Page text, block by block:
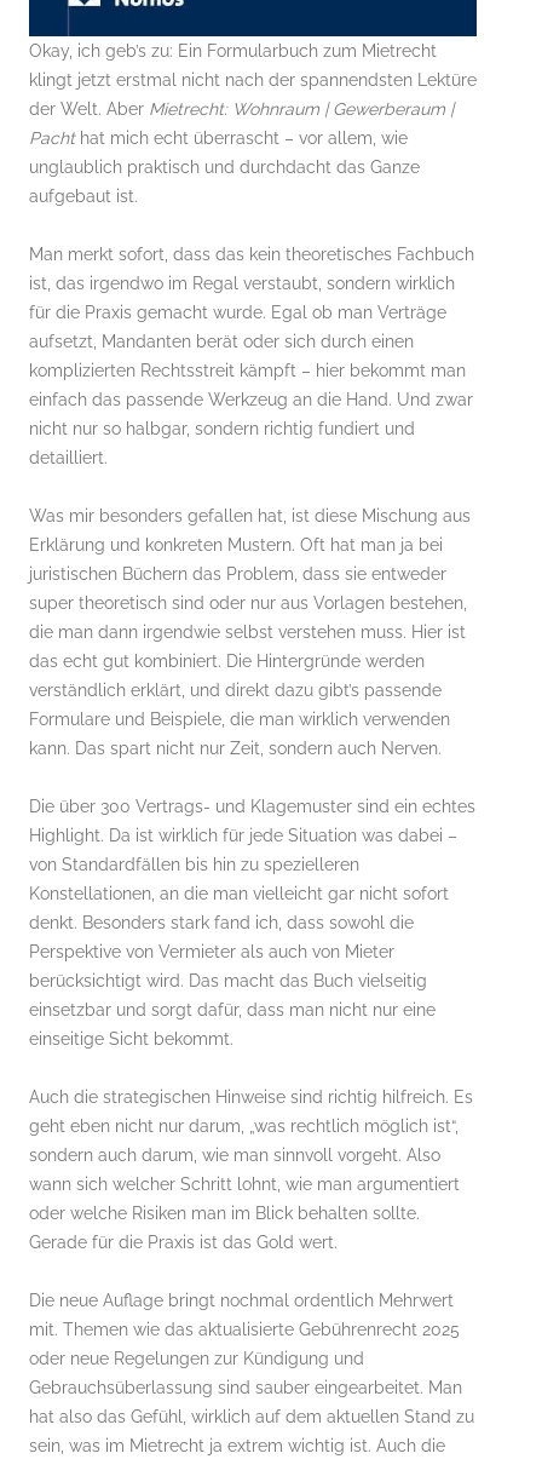
Okay, ich geb’s zu: Ein Formularbuch zum Mietrecht
klingt jetzt erstmal nicht nach der spannendsten Lektüre
der Welt. Aber Mietrecht: Wohnraum | Gewerberaum |
Pachthat mich echt überrascht – vor allem, wie
unglaublich praktisch und durchdacht das Ganze
aufgebaut ist.
Man merkt sofort, dass das kein theoretisches Fachbuch
ist, das irgendwo im Regal verstaubt, sondern wirklich
für die Praxis gemacht wurde. Egal ob man Verträge
aufsetzt, Mandanten berät oder sich durch einen
komplizierten Rechtsstreit kämpft – hier bekommt man
einfach das passende Werkzeug an die Hand. Und zwar
nicht nur so halbgar, sondern richtig fundiert und
detailliert.
Was mir besonders gefallen hat, ist diese Mischung aus
Erklärung und konkreten Mustern. Oft hat man ja bei
juristischen Büchern das Problem, dass sie entweder
super theoretisch sind oder nur aus Vorlagen bestehen,
die man dann irgendwie selbst verstehen muss. Hier ist
das echt gut kombiniert. Die Hintergründe werden
verständlich erklärt, und direkt dazu gibt’s passende
Formulare und Beispiele, die man wirklich verwenden
kann. Das spart nicht nur Zeit, sondern auch Nerven.
Die über 300 Vertrags- und Klagemuster sind ein echtes
Highlight. Da ist wirklich für jede Situation was dabei –
von Standardfällen bis hin zu spezielleren
Konstellationen, an die man vielleicht gar nicht sofort
denkt. Besonders stark fand ich, dass sowohl die
Perspektive von Vermieter als auch von Mieter
berücksichtigt wird. Das macht das Buch vielseitig
einsetzbar und sorgt dafür, dass man nicht nur eine
einseitige Sicht bekommt.
Auch die strategischen Hinweise sind richtig hilfreich. Es
geht eben nicht nur darum, „was rechtlich möglich ist“,
sondern auch darum, wie man sinnvoll vorgeht. Also
wann sich welcher Schritt lohnt, wie man argumentiert
oder welche Risiken man im Blick behalten sollte.
Gerade für die Praxis ist das Gold wert.
Die neue Auflage bringt nochmal ordentlich Mehrwert
mit. Themen wie das aktualisierte Gebührenrecht 2025
oder neue Regelungen zur Kündigung und
Gebrauchsüberlassung sind sauber eingearbeitet. Man
hat also das Gefühl, wirklich auf dem aktuellen Stand zu
sein, was im Mietrecht ja extrem wichtig ist. Auch die